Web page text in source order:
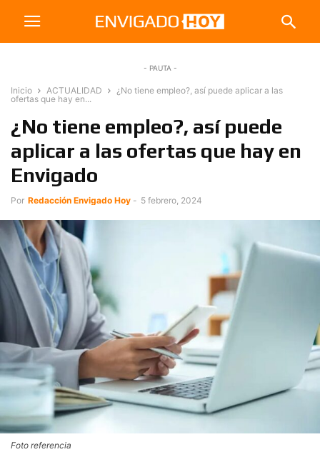
- PAUTA -
Inicio ACTUALIDAD
¿No tiene empleo?, así puede aplicar a las
ofertas que hay en...
¿No tiene empleo?, así puede
aplicar a las ofertas que hay en
Envigado
Por Redacción Envigado Hoy - 5 febrero, 2024
Foto referencia